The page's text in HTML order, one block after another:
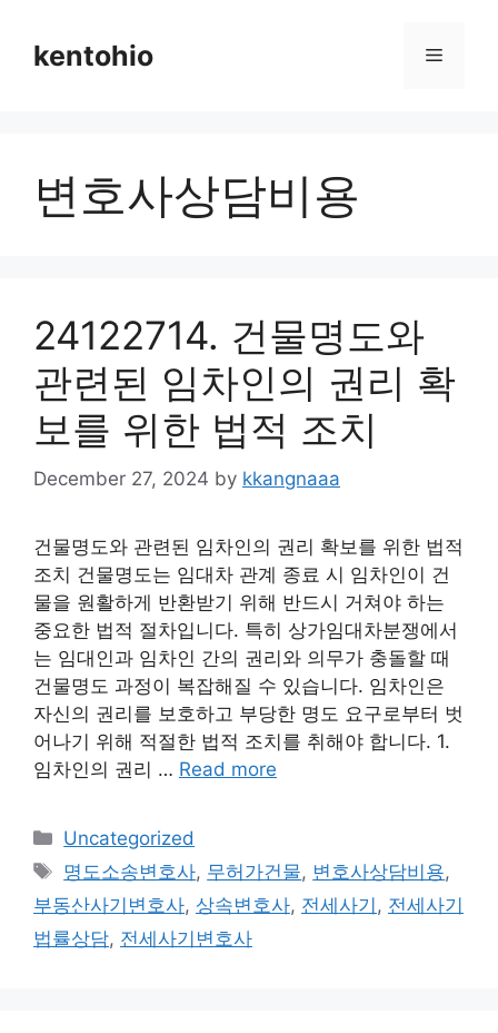
contentkentohio Menu
변호사상담비용
24122714. 건물명도와
관련된 임차인의 권리 확
보를 위한 법적 조치
December 27, 2024 by kkangnaaa
건물명도와 관련된 임차인의 권리 확보를 위한 법적
조치 건물명도는 임대차 관계 종료 시 임차인이 건
물을 원활하게 반환받기 위해 반드시 거쳐야 하는
중요한 법적 절차입니다. 특히 상가임대차분쟁에서
는 임대인과 임차인 간의 권리와 의무가 충돌할 때
건물명도 과정이 복잡해질 수 있습니다. 임차인은
자신의 권리를 보호하고 부당한 명도 요구로부터 벗
어나기 위해 적절한 법적 조치를 취해야 합니다. 1.
임차인의 권리 … Read more
Categories
Uncategorized
Tags
명도소송변호사, 무허가건물, 변호사상담비용,
부동산사기변호사, 상속변호사, 전세사기 , 전세사기
법률상담, 전세사기변호사